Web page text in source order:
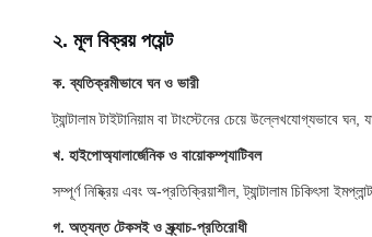
২. মূল বিক্রয় পয়েন্ট
ক. ব্যতিক্রমীভাবে ঘন ও ভারী
ট্যান্টালাম টাইটানিয়াম বা টাংস্টেনের চেয়ে উল্লেখযোগ্যভাবে
খ. হাইপোঅ্যালার্জেনিক ও বায়োকম্প্যাটিবল
সম্পূর্ণ নিষ্ক্রিয় এবং অ-প্রতিক্রিয়াশীল, ট্যান্টালাম
গ. অত্যন্ত টেকসই ও স্ক্র্যাচ-প্রতিরোধী